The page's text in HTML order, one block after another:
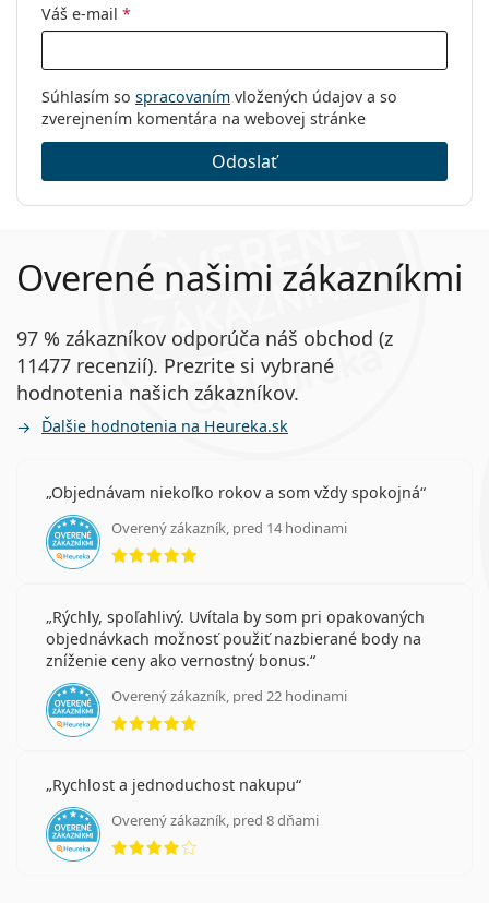
Váš e-mail *
Súhlasím so spracovaním vložených údajov a so
zverejnením komentára na webovej stránke
Odoslať
Overené našimi zákazníkmi
97 % zákazníkov odporúča náš obchod (z
11477 recenzií). Prezrite si vybrané
hodnotenia našich zákazníkov.
Ďalšie hodnotenia na Heureka.sk
Objednávam niekoľko rokov a som vždy spokojná
Overený zákazník, pred 14 hodinami
hodnotenie 5 z 5
Rýchly, spoľahlivý. Uvítala by som pri opakovaných
objednávkach možnosť použiť nazbierané body na
zníženie ceny ako vernostný bonus.
Overený zákazník, pred 22 hodinami
hodnotenie 5 z 5
Rychlost a jednoduchost nakupu
Overený zákazník, pred 8 dňami
hodnotenie 4 z 5